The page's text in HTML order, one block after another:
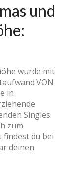
und
wurde mit
VON
in
Singles
zum
findest du bei
deinen